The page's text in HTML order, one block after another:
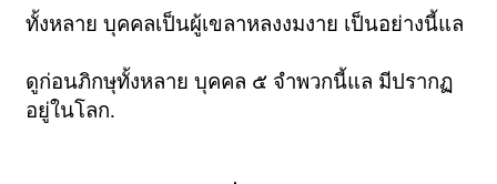
ทั้งหลาย บุคคลเป็นผู้เขลาหลงงมงาย เป็นอย่างนี้แล
ดูก่อนภิกษุทั้งหลาย บุคคล ๕ จำพวกนี้แล มีปรากฏ
อยู่ในโลก.